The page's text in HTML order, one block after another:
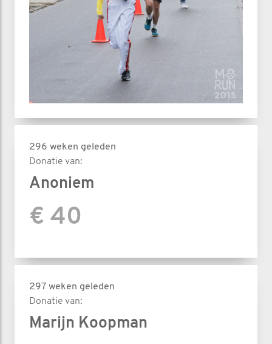
296 weken geleden
Donatie van:
Anoniem
€ 40
297 weken geleden
Donatie van:
Marijn Koopman